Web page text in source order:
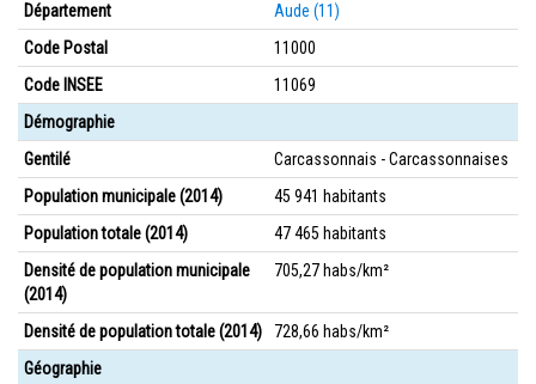
Département
Aude (11)
Code Postal
11000
Code INSEE
11069
Démographie
Gentilé
Carcassonnais - Carcassonnaises
Population municipale (2014)
45 941 habitants
Population totale (2014)
47 465 habitants
Densité de population municipale
(2014)
705,27 habs/km²
Densité de population totale (2014)
728,66 habs/km²
Géographie